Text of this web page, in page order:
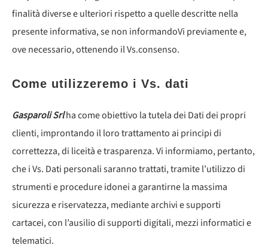
finalità diverse e ulteriori rispetto a quelle descritte nella
presente informativa, se non informandoVi previamente e,
ove necessario, ottenendo il Vs.consenso.
Come utilizzeremo i Vs. dati
Gasparoli Srlha come obiettivo la tutela dei Dati dei propri
clienti, improntando il loro trattamento ai principi di
correttezza, di liceità e trasparenza. Vi informiamo, pertanto,
che i Vs. Dati personali saranno trattati, tramite l’utilizzo di
strumenti e procedure idonei a garantirne la massima
sicurezza e riservatezza, mediante archivi e supporti
cartacei, con l’ausilio di supporti digitali, mezzi informatici e
telematici.